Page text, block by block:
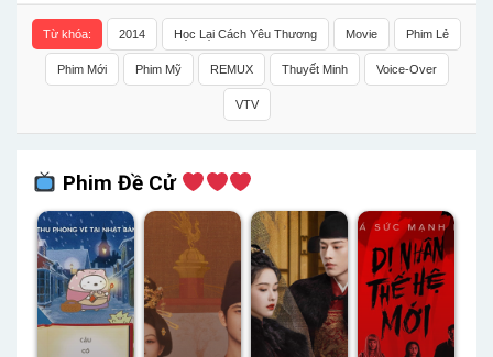
Từ khóa: 2014 Học Lại Cách Yêu Thương Movie Phim Lẻ
Phim Mới Phim Mỹ REMUX Thuyết Minh Voice-Over
VTV
Phim Đề Cử